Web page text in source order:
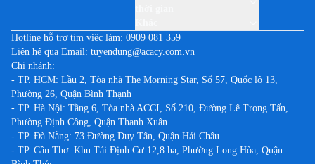
Hotline hỗ trợ tìm việc làm: 0909 081 359
Liên hệ qua Email: tuyendung@acacy.com.vn
Chi nhánh:
- TP. HCM: Lầu 2, Tòa nhà The Morning Star, Số 57, Quốc lộ 13,
Phường 26, Quận Bình Thạnh
- TP. Hà Nội: Tầng 6, Tòa nhà ACCI, Số 210, Đường Lê Trọng Tấn,
Phường Định Công, Quận Thanh Xuân
- TP. Đà Nẵng: 73 Đường Duy Tân, Quận Hải Châu
- TP. Cần Thơ: Khu Tái Định Cư 12,8 ha, Phường Long Hòa, Quận